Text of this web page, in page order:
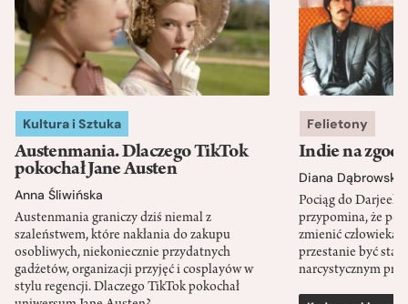
Kultura i Sztuka
Austenmania. Dlaczego TikTok
pokochał Jane Austen
Anna Śliwińska
Austenmania graniczy dziś niemal z
szaleństwem, które nakłania do zakupu
osobliwych, niekoniecznie przydatnych
gadżetów, organizacji przyjęć i cosplayów w
stylu regencji. Dlaczego TikTok pokochał
Felietony
Indie na
Diana Dąbrowska
Pociąg do
przypomina, że
zmienić człowieka
przestanie być
narcystycznym